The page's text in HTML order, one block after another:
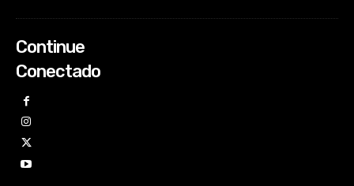
Continue
Conectado